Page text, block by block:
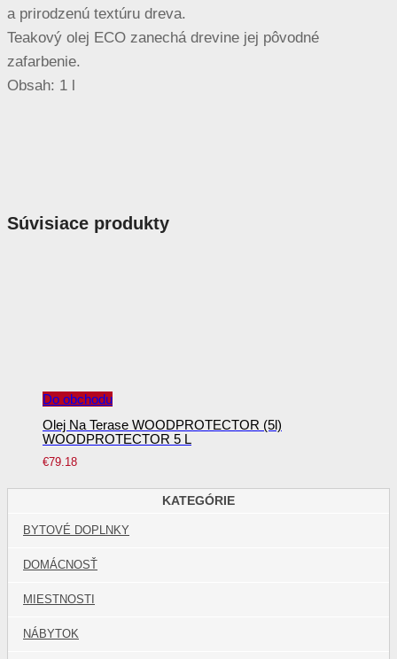
a prirodzenú textúru dreva.
Teakový olej ECO zanechá drevine jej pôvodné
zafarbenie.
Obsah: 1 l
Súvisiace produkty
Do obchodu
Olej Na Terase WOODPROTECTOR (5l)
WOODPROTECTOR 5 L
€79.18
KATEGÓRIE
BYTOVÉ DOPLNKY
DOMÁCNOSŤ
MIESTNOSTI
NÁBYTOK